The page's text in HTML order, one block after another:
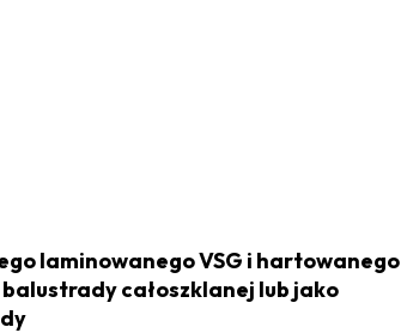
laminowanego VSG i hartowanego
całoszklanej lub jako